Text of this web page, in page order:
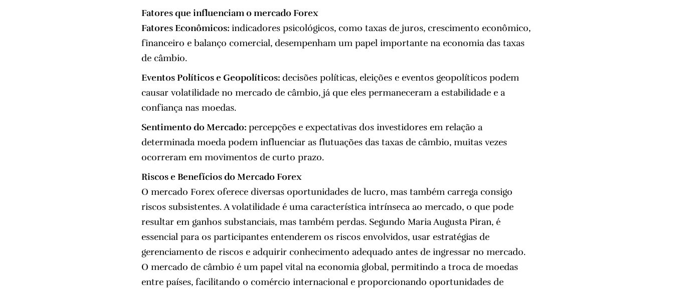
Fatores que influenciam o mercado Forex
Fatores Econômicos: indicadores psicológicos, como taxas de juros, crescimento econômico,
financeiro e balanço comercial, desempenham um papel importante na economia das taxas
de câmbio.
Eventos Políticos e Geopolíticos: decisões políticas, eleições e eventos geopolíticos podem
causar volatilidade no mercado de câmbio, já que eles permaneceram a estabilidade e a
confiança nas moedas.
Sentimento do Mercado: percepções e expectativas dos investidores em relação a
determinada moeda podem influenciar as flutuações das taxas de câmbio, muitas vezes
ocorreram em movimentos de curto prazo.
Riscos e Benefícios do Mercado Forex
O mercado Forex oferece diversas oportunidades de lucro, mas também carrega consigo
riscos subsistentes. A volatilidade é uma característica intrínseca ao mercado, o que pode
resultar em ganhos substanciais, mas também perdas. Segundo Maria Augusta Piran, é
essencial para os participantes entenderem os riscos envolvidos, usar estratégias de
gerenciamento de riscos e adquirir conhecimento adequado antes de ingressar no mercado.
O mercado de câmbio é um papel vital na economia global, permitindo a troca de moedas
entre países, facilitando o comércio internacional e proporcionando oportunidades de